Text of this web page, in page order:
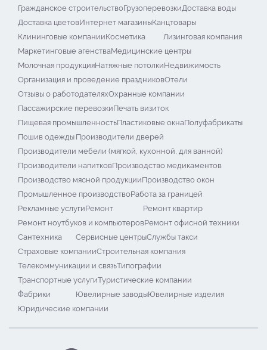
Гражданское строительствоГрузоперевозкиДоставка воды
Доставка цветовИнтернет магазиныКанцтовары
Клининговые компанииКосметика
Лизинговая компания
Маркетинговые агенстваМедицинские центры
Молочная продукцияНатяжные потолкиНедвижимость
Организация и проведение праздниковОтели
Отзывы о работодателяхОхранные компании
Пассажирские перевозкиПечать визиток
Пищевая промышленностьПластиковые окнаПолуфабрикаты
Пошив одежды Производители дверей
Производители мебели (мягкой, кухонной, для ванной)
Производители напитковПроизводство медикаментов
Производство мясной продукцииПроизводство окон
Промышленное производствоРабота за границей
Рекламные услугиРемонт
Ремонт квартир
Ремонт ноутбуков и компьютеровРемонт офисной техники
Сантехника
Сервисные центрыСлужбы такси
Страховые компанииСтроительная компания
Телекоммуникации и связьТипографии
Транспортные услугиТуристические компании
Фабрики
Ювелирные заводыЮвелирные изделия
Юридические компании